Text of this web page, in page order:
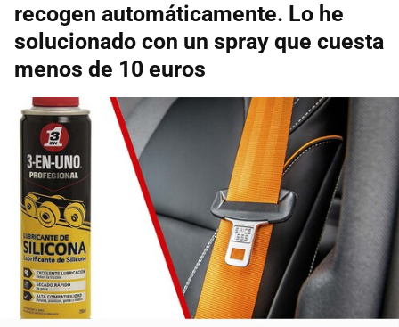
recogen automáticamente. Lo he
solucionado con un spray que cuesta
menos de 10 euros